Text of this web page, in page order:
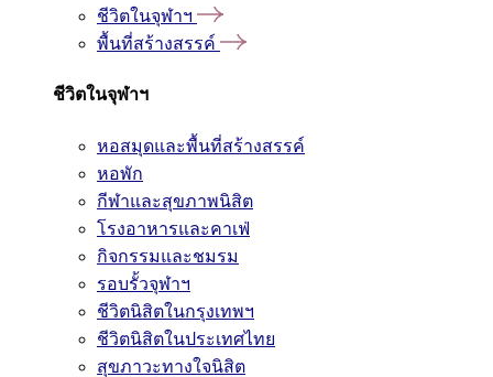
ชีวิตในจุฬาฯ
พื้นที่สร้างสรรค์
ชีวิตในจุฬาฯ
หอสมุดและพื้นที่สร้างสรรค์
หอพัก
กีฬาและสุขภาพนิสิต
โรงอาหารและคาเฟ่
กิจกรรมและชมรม
รอบรั้วจุฬาฯ
ชีวิตนิสิตในกรุงเทพฯ
ชีวิตนิสิตในประเทศไทย
สุขภาวะทางใจนิสิต